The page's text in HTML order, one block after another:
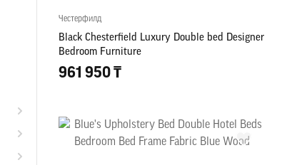
Честерфилд
Black Chesterfield Luxury Double bed Designer
Bedroom Furniture
961 950 ₸